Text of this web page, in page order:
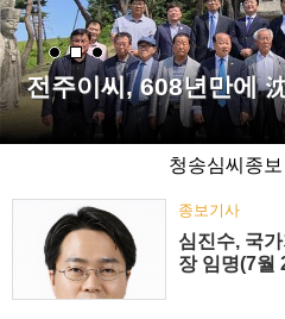
전주이씨, 608년만에
청송심씨종보
종보기사
심진수, 국
장 임명(7월